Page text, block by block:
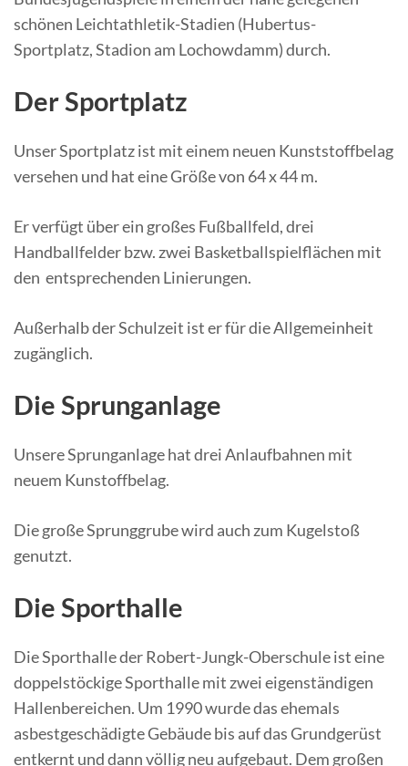
schönen Leichtathletik-Stadien (Hubertus-
Sportplatz, Stadion am Lochowdamm) durch.
Der Sportplatz
Unser Sportplatz ist mit einem neuen Kunststoffbelag
versehen und hat eine Größe von 64 x 44 m.
Er verfügt über ein großes Fußballfeld, drei
Handballfelder bzw. zwei Basketballspielflächen mit
den entsprechenden Linierungen.
Außerhalb der Schulzeit ist er für die Allgemeinheit
zugänglich.
Die Sprunganlage
Unsere Sprunganlage hat drei Anlaufbahnen mit
neuem Kunstoffbelag.
Die große Sprunggrube wird auch zum Kugelstoß
genutzt.
Die Sporthalle
Die Sporthalle der Robert-Jungk-Oberschule ist eine
doppelstöckige Sporthalle mit zwei eigenständigen
Hallenbereichen. Um 1990 wurde das ehemals
asbestgeschädigte Gebäude bis auf das Grundgerüst
entkernt und dann völlig neu aufgebaut. Dem großen